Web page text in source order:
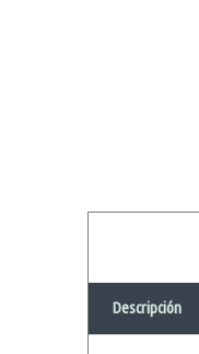
Descripción